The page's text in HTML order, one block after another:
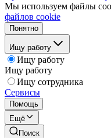
Мы используем файлы
файлов cookie
Понятно
Ищу работу
Ищу работу
Ищу работу
Ищу сотрудника
Сервисы
Помощь
Ещё
Поиск